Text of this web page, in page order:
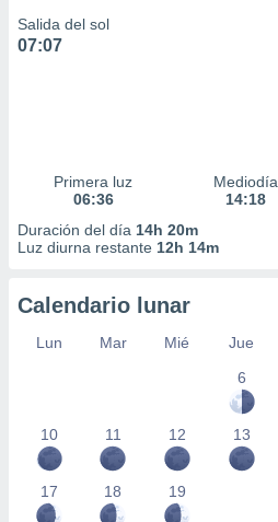
Salida del sol
07:07
Primera luz
06:36
Mediodía
14:18
Duración del día 14h 20m
Luz diurna restante 12h 14m
Calendario lunar
Lun Mar Mié Jue
6
10 11 12 13
17 18 19